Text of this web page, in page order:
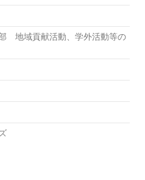
地域貢献活動、学外活動等の